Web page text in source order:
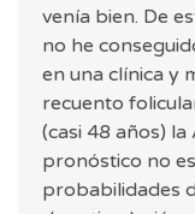
venía bien. De
no he
en una clínica y
recuento
(casi 48 años)
pronóstico no
probabilidades